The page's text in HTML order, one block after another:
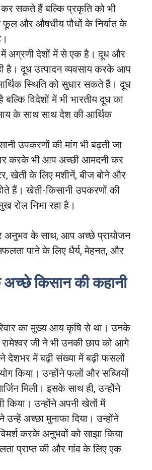
सकते हैं बल्कि प्रकृति को भी
और औषधीय पौधों के निर्यात के
में अग्रणी देशों में से एक है। दूध और
है। दूध उत्पादन व्यवसाय करके आप
स्थिति को सुधार सकते हैं। दूध
विदेशों में भी भारतीय दूध का
के साथ साथ देश की आर्थिक
उपकरणों की मांग भी बढ़ती जा
करके भी आप अच्छी आमदनी कर
खेती के लिए मशीनें, बीज बोने और
हैं। खेती-किसानी उपकरणों की
रोल निभा रहा है।
अनुभव के साथ, आप अच्छे प्रायोजन
पाने के लिए धैर्य, मेहनत, और
किसान की कहानी
का मुख्य आय कृषि से था। उनके
जी ने भी उनकी छाप को आगे
देशभर में बढ़ी संख्या में बढ़ी फसलों
किया। उन्होंने फलों और सब्जियों
मिली। इसके साथ ही, उन्होंने
किया। उन्होंने अपनी खेतों में
अच्छा मुनाफा दिया। उन्होंने
करके अनुभवों को साझा किया
प्राप्त की और गांव के लिए एक